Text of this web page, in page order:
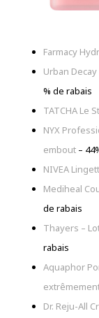
Farmacy
Urban
% de rabais
TATCHA Le
NYX
embout –
NIVEA
Mediheal
de rabais
Thayers –
rabais
Aquaphor
Dr. Reju-All